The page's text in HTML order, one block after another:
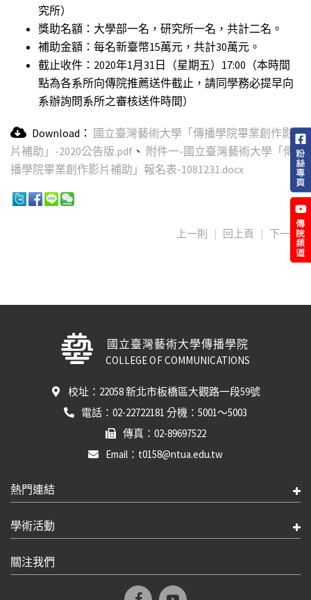
究所）
獎助名額：大學部一名，研究所一名，共計二名。
補助金額：每名新臺幣15萬元，共計30萬元。
截止收件：2020年1月31日（星期五）17:00（本時間
點為各系所向傳院推薦送件截止，請同學務必提早向
系辦詢問系所之審核送件時間）
Download： 國立臺灣藝術大學「傳播學院畢業創作影
片補助」-2020公告版.pdf 、 附件一-國立臺灣藝術大學「傳
播學院畢業創作影片補助」報名表-1081231.docx
上一則 | 回上頁 | 下一則
國立臺灣藝術大學傳播學院
COLLEGE OF COMMUNICATIONS
校址：22058 新北市板橋區大觀路一段59號
電話：02-22722181 分機：5001～5003
傳真：02-89697522
Email：t0158@ntua.edu.tw
熱門連結
學術活動
關注我們